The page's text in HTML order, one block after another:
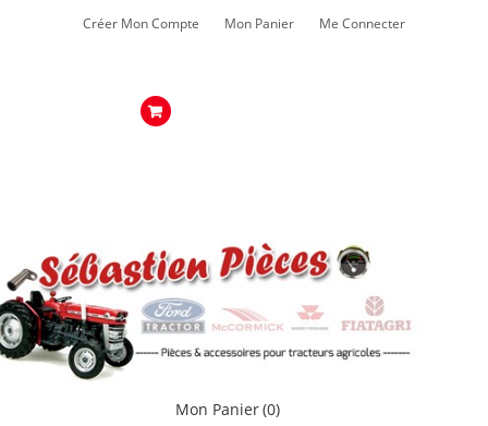
Créer Mon Compte Mon Panier Me Connecter
Mon Panier(0)